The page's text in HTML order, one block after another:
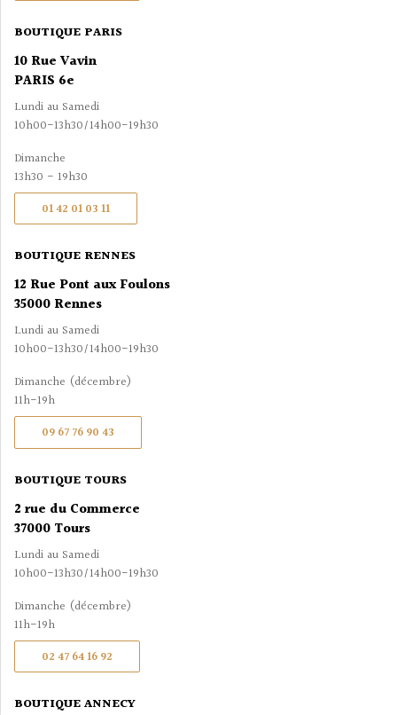
BOUTIQUE PARIS
10 Rue Vavin
PARIS 6e
Lundi au Samedi
10h00-13h30/14h00-19h30
Dimanche
13h30 - 19h30
01 42 01 03 11
BOUTIQUE RENNES
12 Rue Pont aux Foulons
35000 Rennes
Lundi au Samedi
10h00-13h30/14h00-19h30
Dimanche (décembre)
11h-19h
09 67 76 90 43
BOUTIQUE TOURS
2 rue du Commerce
37000 Tours
Lundi au Samedi
10h00-13h30/14h00-19h30
Dimanche (décembre)
11h-19h
02 47 64 16 92
BOUTIQUE ANNECY